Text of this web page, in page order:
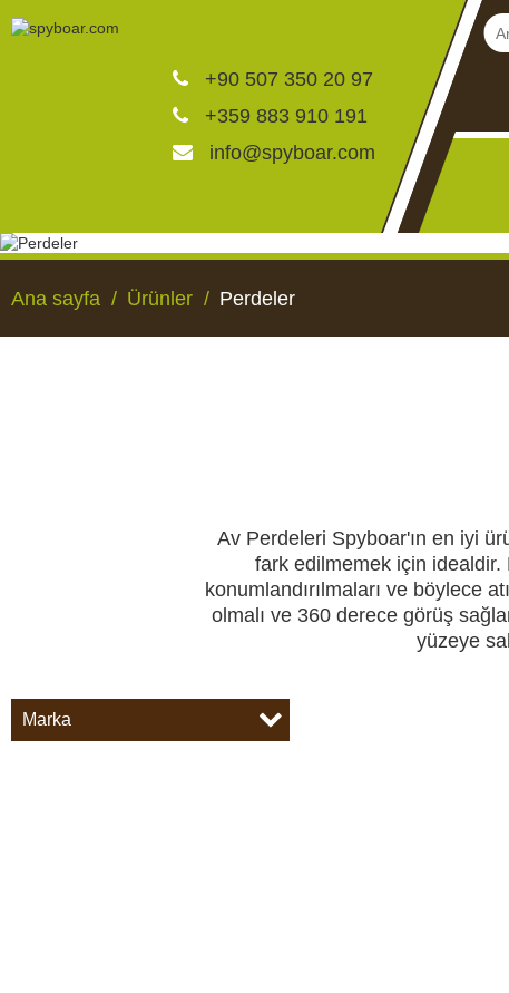
+90 507 350 20 97
+359 883 910 191
info@spyboar.com
AV KÖPEKLERI AV
Av kameraları
Canlı görüntülü izleme
Perdeler
Av köpekleri
Kendini savunma
Ana sayfa Ürünler Perdeler
Av Perdeleri Spyboar'ın en iyi
fark edilmemek için idealdir.
konumlandırılmaları ve böylece
olmalı ve 360 ​​derece görüş
yüzeye
Marka